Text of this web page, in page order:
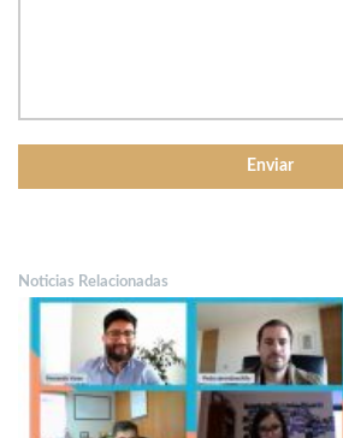
Noticias Relacionadas